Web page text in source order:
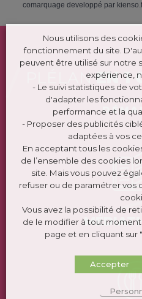
comarquage developpé par
PLÉLANEN 1
Nous utilisons des
fonctionnement du site.
peuvent être utilisé sur notre
expérience,
- Le suivi statistiques de
d'adapter les
performance et la
- Proposer des publicités
adaptées à vos
En acceptant tous les
de l’ensemble des cookies
site. Mais vous pouvez
refuser ou de paramétrer vos
Vous avez la possibilité de
de le modifier à tout
page et en cliquant sur
Accepter